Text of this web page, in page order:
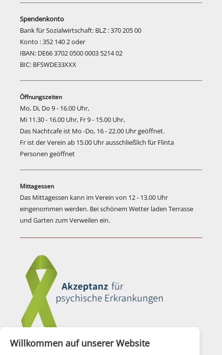
Spendenkonto
Bank für Sozialwirtschaft: BLZ : 370 205 00
Konto : 352 140 2 oder
IBAN: DE66 3702 0500 0003 5214 02
BIC: BFSWDE33XXX
Öffnungszeiten
Mo, Di, Do 9 - 16.00 Uhr,
Mi 11.30 - 16.00 Uhr, Fr 9 - 15.00 Uhr,
Das Nachtcafe ist Mo -Do, 16 - 22.00 Uhr geöffnet.
Fr ist der Verein ab 15.00 Uhr ausschließlich für Flinta
Personen geöffnet
Mittagessen
Das Mittagessen kann im Verein von 12 - 13.00 Uhr
eingenommen werden. Bei schönem Wetter laden Terrasse
und Garten zum Verweilen ein.
Willkommen auf unserer Website